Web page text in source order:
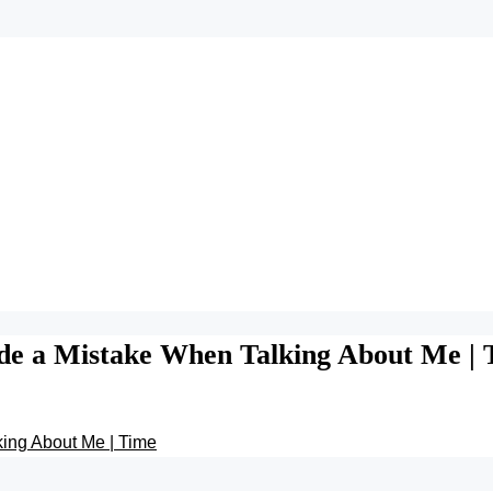
a Mistake When Talking About Me |
About Me | Time